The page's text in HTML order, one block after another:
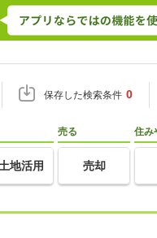
保存した検索条件 0
土地活用
売る
売却
住み